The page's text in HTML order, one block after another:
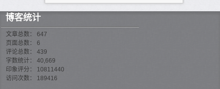
博客统计
文章总数： 647
页面总数： 6
评论总数： 439
字数统计： 40,669
印象评分： 10811440
访问次数： 189416